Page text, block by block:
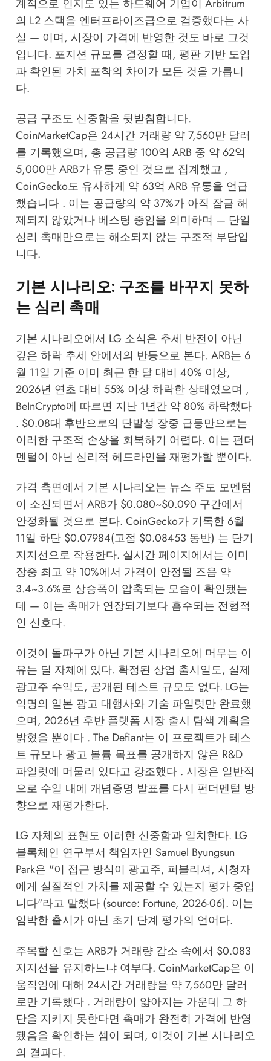
계적으로 인지도 있는 하드웨어 기업이 Arbitrum
의 L2 스택을 엔터프라이즈급으로 검증했다는 사
실 — 이며, 시장이 가격에 반영한 것도 바로 그것
입니다. 포지션 규모를 결정할 때, 평판 기반 도입
과 확인된 가치 포착의 차이가 모든 것을 가릅니
다.
공급 구조도 신중함을 뒷받침합니다.
CoinMarketCap은 24시간 거래량 약 7,560만 달러
를 기록했으며, 총 공급량 100억 ARB 중 약 62억
5,000만 ARB가 유통 중인 것으로 집계했고 ,
CoinGecko도 유사하게 약 63억 ARB 유통을 언급
했습니다 . 이는 공급량의 약 37%가 아직 잠금 해
제되지 않았거나 베스팅 중임을 의미하며 — 단일
심리 촉매만으로는 해소되지 않는 구조적 부담입
니다.
기본 시나리오: 구조를 바꾸지 못하
는 심리 촉매
기본 시나리오에서 LG 소식은 추세 반전이 아닌
깊은 하락 추세 안에서의 반등으로 본다. ARB는 6
월 11일 기준 이미 최근 한 달 대비 40% 이상,
2026년 연초 대비 55% 이상 하락한 상태였으며 ,
BeInCrypto에 따르면 지난 1년간 약 80% 하락했다
. $0.08대 후반으로의 단발성 장중 급등만으로는
이러한 구조적 손상을 회복하기 어렵다. 이는 펀더
멘털이 아닌 심리적 헤드라인을 재평가할 뿐이다.
가격 측면에서 기본 시나리오는 뉴스 주도 모멘텀
이 소진되면서 ARB가 $0.080~$0.090 구간에서
안정화될 것으로 본다. CoinGecko가 기록한 6월
11일 하단 $0.07984(고점 $0.08453 동반) 는 단기
지지선으로 작용한다. 실시간 페이지에서는 이미
장중 최고 약 10%에서 가격이 안정될 즈음 약
3.4~3.6%로 상승폭이 압축되는 모습이 확인됐는
데 — 이는 촉매가 연장되기보다 흡수되는 전형적
인 신호다.
이것이 돌파구가 아닌 기본 시나리오에 머무는 이
유는 딜 자체에 있다. 확정된 상업 출시일도, 실제
광고주 수익도, 공개된 테스트 규모도 없다. LG는
익명의 일본 광고 대행사와 기술 파일럿만 완료했
으며, 2026년 후반 플랫폼 시장 출시 탐색 계획을
밝혔을 뿐이다 . The Defiant는 이 프로젝트가 테스
트 규모나 광고 볼륨 목표를 공개하지 않은 R&D
파일럿에 머물러 있다고 강조했다 . 시장은 일반적
으로 수일 내에 개념증명 발표를 다시 펀더멘털 방
향으로 재평가한다.
LG 자체의 표현도 이러한 신중함과 일치한다. LG
블록체인 연구부서 책임자인 Samuel Byungsun
Park은 "이 접근 방식이 광고주, 퍼블리셔, 시청자
에게 실질적인 가치를 제공할 수 있는지 평가 중입
니다"라고 말했다 (source: Fortune, 2026-06). 이는
임박한 출시가 아닌 초기 단계 평가의 언어다.
주목할 신호는 ARB가 거래량 감소 속에서 $0.083
지지선을 유지하느냐 여부다. CoinMarketCap은 이
움직임에 대해 24시간 거래량을 약 7,560만 달러
로만 기록했다 . 거래량이 얇아지는 가운데 그 하
단을 지키지 못한다면 촉매가 완전히 가격에 반영
됐음을 확인하는 셈이 되며, 이것이 기본 시나리오
의 결과다.